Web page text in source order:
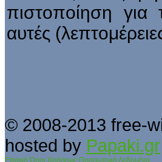
πιστοποίηση
αυτές
© 2008-2013 free-
hosted by Papaki.gr
Επαφή Όροι Χρήσεως Προσωπικά Δεδομένα